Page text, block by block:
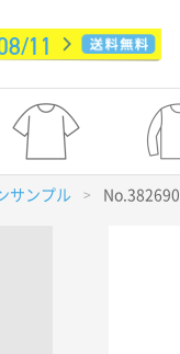
11
サンプル >